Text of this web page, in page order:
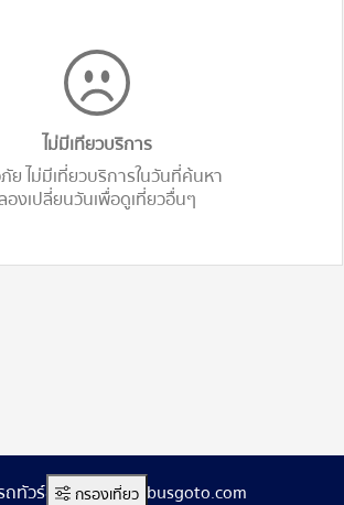
ไม่มีเทียวบริการ
ย ไม่มีเที่ยวบริการในวันที่ค้นหา
องเปลี่ยนวันเพื่อดูเที่ยวอื่นๆ
กรองเที่ยว
ทัวร์ออนไลน์ www.busgoto.com